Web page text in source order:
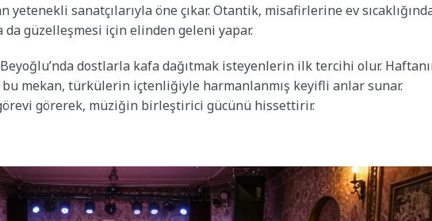
sanatçılarıyla öne çıkar. Otantik, misafirlerine ev
güzelleşmesi için elinden geleni yapar.
dostlarla kafa dağıtmak isteyenlerin ilk tercihi olur.
bu mekan, türkülerin içtenliğiyle harmanlanmış keyifli anlar sunar.
görerek, müziğin birleştirici gücünü hissettirir.